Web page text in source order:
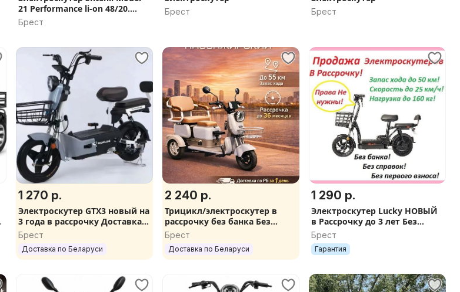
21 Performance li-on 48/20.
Рассрочка 0%, 6 подарков,
Гарантия 2 года
Брест
Брест Брест
1 270 р.
Электроскутер GTX3 новый на
3 года в рассрочку Доставка
бесплатная Всем подарки
Брест
Доставка по Беларуси
2 240 р.
Трицикл/электроскутер в
рассрочку без банка Без
первого платежа. Подарки
каждому
Брест
Доставка по Беларуси
1 290 р.
Электроскутер Lucky НОВЫЙ
в Рассрочку до 3 лет Без
банка Без справок+Подарки
Брест
Гарантия